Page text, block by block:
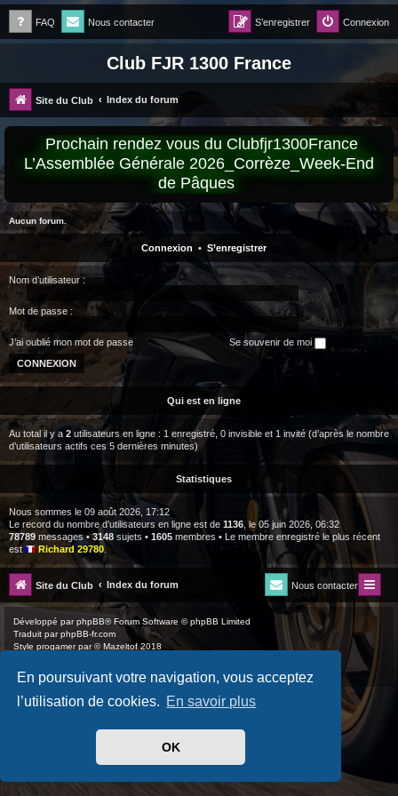
En poursuivant votre navigation, vous acceptez
l’utilisation de cookies. En savoir plus
OK
FAQ Nous contacter Connexion
S’enregistrer
Club FJR 1300 France
Site du Club Index du forum
Prochain rendez vous du Clubfjr1300France
L’Assemblée Générale 2026_Corrèze_Week-End
de Pâques
Aucun forum.
Connexion • S’enregistrer
Nom d’utilisateur :
Mot de passe :
J’ai oublié mon mot de passe Se souvenir de moi
Qui est en ligne
Au total il y a 2 utilisateurs en ligne : 1 enregistré, 0 invisible et 1 invité (d’après le nombre
d’utilisateurs actifs ces 5 dernières minutes)
Statistiques
Nous sommes le 09 août 2026, 17:12
Le record du nombre d’utilisateurs en ligne est de 1136 , le 05 juin 2026, 06:32
78789 messages •3148 sujets • 1605 membres • Le membre enregistré le plus récent
est
Richard 29780.
Site du Club Index du forum Nous contacter
Développé parphpBB® Forum Software © phpBB Limited
Traduit parphpBB-fr.com
Style progamerpar ©Mazeltof2018
Confidentialité
Conditions